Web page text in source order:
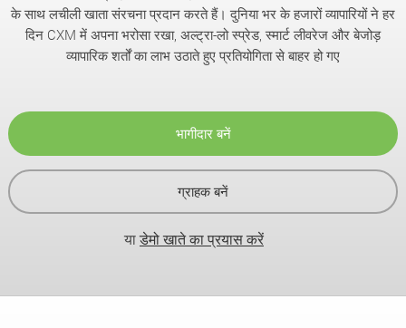
के साथ लचीली खाता संरचना प्रदान करते हैं। दुनिया भर के हजारों व्यापारियों ने हर
दिन CXM में अपना भरोसा रखा, अल्ट्रा-लो स्प्रेड, स्मार्ट लीवरेज और बेजोड़
व्यापारिक शर्तों का लाभ उठाते हुए प्रतियोगिता से बाहर हो गए
भागीदार बनें
ग्राहक बनें
याडेमो खाते का प्रयास करें